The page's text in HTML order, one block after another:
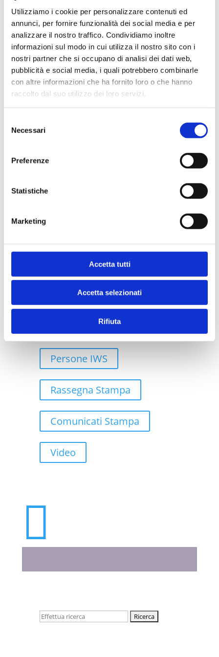
Utilizziamo i cookie per personalizzare contenuti ed
annunci, per fornire funzionalità dei social media e per
analizzare il nostro traffico. Condividiamo inoltre
informazioni sul modo in cui utilizza il nostro sito con i
nostri partner che si occupano di analisi dei dati web,
pubblicità e social media, i quali potrebbero combinarle
con altre informazioni che ha fornito loro o che hanno
raccolto dal suo utilizzo dei loro servizi.
delNecessari
Preferenze
Statistiche
Marketing
Accetta tutti
Accetta selezionati
Rifiuta
IWS Consulting partner tecnologico di
Tresor Attempto Racing anche per la
stagione 2026
Case Study
Robotic Process Automation
Persone IWS
Rassegna Stampa
Comunicati Stampa
Video

Cerca: